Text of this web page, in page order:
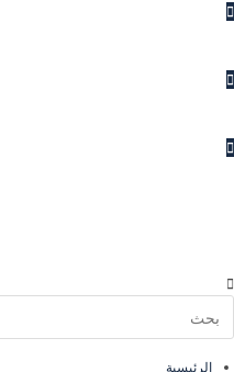
الرئيسية